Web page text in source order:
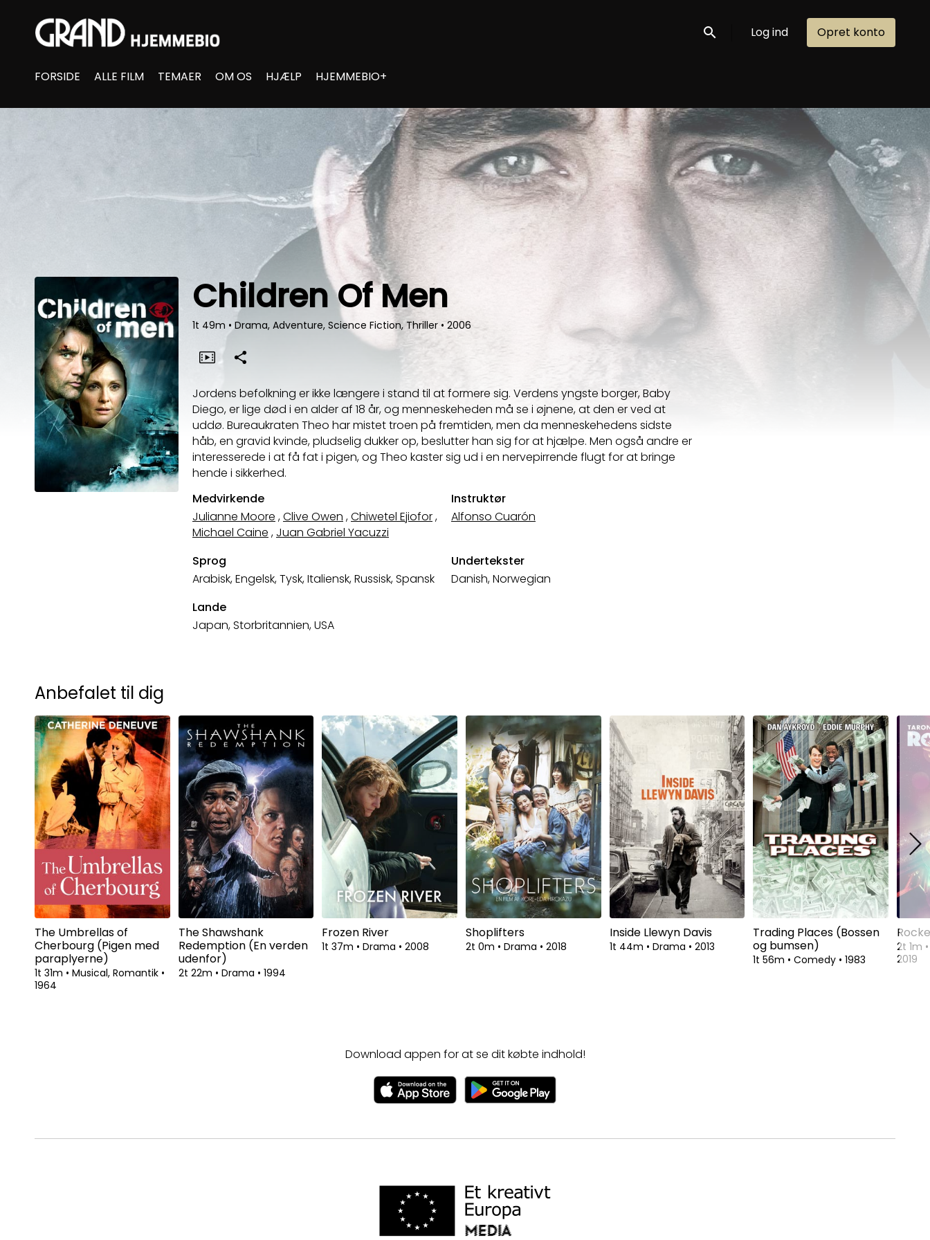
Accessibility Links
Søg nu Log ind Opret konto
FORSIDE ALLE FILM TEMAER OM OS HJÆLP HJEMMEBIO+
Children Of Men
1t 49m • Drama, Adventure, Science Fiction, Thriller • 2006
Jordens befolkning er ikke længere i stand til at formere sig. Verdens yngste borger, Baby
Diego, er lige død i en alder af 18 år, og menneskeheden må se i øjnene, at den er ved at
uddø. Bureaukraten Theo har mistet troen på fremtiden, men da menneskehedens sidste
håb, en gravid kvinde, pludselig dukker op, beslutter han sig for at hjælpe. Men også andre er
interesserede i at få fat i pigen, og Theo kaster sig ud i en nervepirrende flugt for at bringe
hende i sikkerhed.
Medvirkende
Julianne Moore ,Clive Owen ,Chiwetel Ejiofor,
Michael Caine , Juan Gabriel Yacuzzi
Instruktør
Alfonso Cuarón
Sprog
Arabisk, Engelsk, Tysk, Italiensk, Russisk, Spansk
Undertekster
Danish, Norwegian
Lande
Japan, Storbritannien, USA
Anbefalet til dig
The Umbrellas of
Cherbourg (Pigen med
paraplyerne)
1t 31m • Musical, Romantik •
1964
The Shawshank
Redemption (En verden
udenfor)
2t 22m • Drama • 1994
Frozen River
1t 37m • Drama • 2008
Shoplifters
2t 0m • Drama • 2018
Inside Llewyn Davis
1t 44m • Drama • 2013
Trading Places (Bossen
og bumsen)
1t 56m • Comedy • 1983
2t 1m •
2019
Download appen for at se dit købte indhold!